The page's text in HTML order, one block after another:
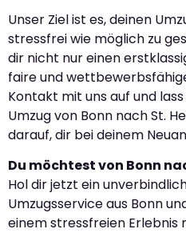
Unser Ziel ist es, deinen
stressfrei wie möglich zu
dir nicht nur einen
faire und
Kontakt mit uns auf und
Umzug von Bonn nach St.
darauf, dir bei deinem
Du möchtest von Bonn
Hol dir jetzt ein
Umzugsservice aus Bonn
einem stressfreien Erlebnis